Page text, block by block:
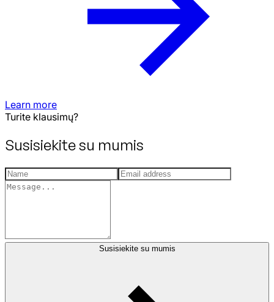
Learn more
Turite klausimų?
Susisiekite su mumis
Susisiekite su mumis